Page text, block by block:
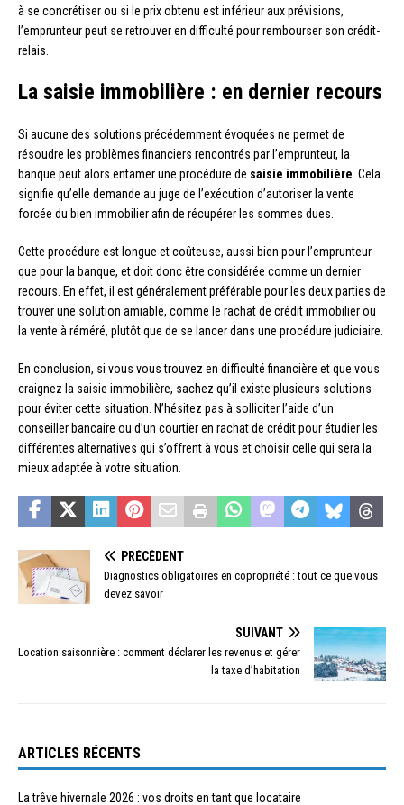
à se concrétiser ou si le prix obtenu est inférieur aux prévisions,
l’emprunteur peut se retrouver en difficulté pour rembourser son crédit-
relais.
La saisie immobilière : en dernier recours
Si aucune des solutions précédemment évoquées ne permet de
résoudre les problèmes financiers rencontrés par l’emprunteur, la
banque peut alors entamer une procédure de saisie immobilière. Cela
signifie qu’elle demande au juge de l’exécution d’autoriser la vente
forcée du bien immobilier afin de récupérer les sommes dues.
Cette procédure est longue et coûteuse, aussi bien pour l’emprunteur
que pour la banque, et doit donc être considérée comme un dernier
recours. En effet, il est généralement préférable pour les deux parties de
trouver une solution amiable, comme le rachat de crédit immobilier ou
la vente à réméré, plutôt que de se lancer dans une procédure judiciaire.
En conclusion, si vous vous trouvez en difficulté financière et que vous
craignez la saisie immobilière, sachez qu’il existe plusieurs solutions
pour éviter cette situation. N’hésitez pas à solliciter l’aide d’un
conseiller bancaire ou d’un courtier en rachat de crédit pour étudier les
différentes alternatives qui s’offrent à vous et choisir celle qui sera la
mieux adaptée à votre situation.
PRÉCÉDENT
Diagnostics obligatoires en copropriété : tout ce que vous
devez savoir
SUIVANT
Location saisonnière : comment déclarer les revenus et gérer
la taxe d’habitation
ARTICLES RÉCENTS
La trêve hivernale 2026 : vos droits en tant que locataire